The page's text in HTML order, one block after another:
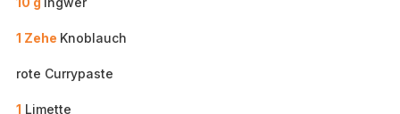
1 Zehe Knoblauch
rote Currypaste
1 Limette